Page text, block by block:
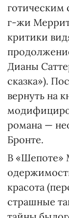
готическим
г-жи
критики
Дианы
сказка»).
вернуть на
романа —
Бронте.
В «Шепоте»
красота
страшные